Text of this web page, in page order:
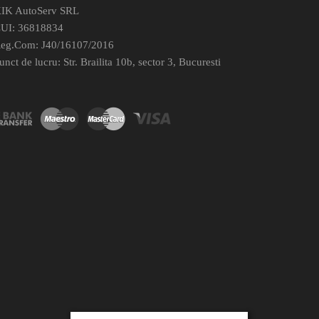
AutoServ SRL
36818834
J40/16107/2016
de lucru: Str. Brailita 10b, sector 3, Bucuresti